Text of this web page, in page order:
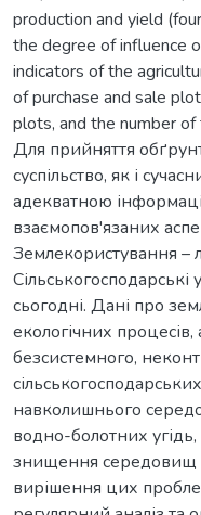
production and yield
the degree of influence
indicators of the
of purchase and sale
plots, and the number
Для прийняття
суспільство, як і
адекватною
взаємопов'язаних
Землекористування –
сьогодні. Дані про
екологічних
безсистемного,
навколишнього
водно-болотних угідь,
знищення середовищ
вирішення цих